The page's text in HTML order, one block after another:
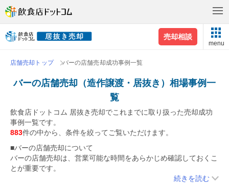
売却相談
menu
店舗売却トップ バーの店舗売却成功事例一覧
バーの店舗売却（造作譲渡・居抜き）相場事例一
覧
飲食店ドットコム 居抜き売却でこれまでに取り扱った売却成功
事例一覧です。
883件の中から、条件を絞ってご覧いただけます。
■バーの店舗売却について
バーの店舗売却は、営業可能な時間をあらかじめ確認しておくこ
とが重要です。
厨房機器については、製氷機、冷蔵・冷凍機器があれば十分とい
続きを読む